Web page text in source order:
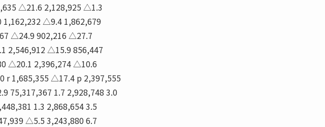
△21.6 2,128,925 △1.3
△9.4 1,862,679
△24.9 902,216 △27.7
2,546,912 △15.9 856,447
△20.1 2,396,274 △10.6
r 1,685,355 △17.4 p 2,397,555
75,317,367 1.7 2,928,748 3.0
1.3 2,868,654 3.5
△5.5 3,243,880 6.7